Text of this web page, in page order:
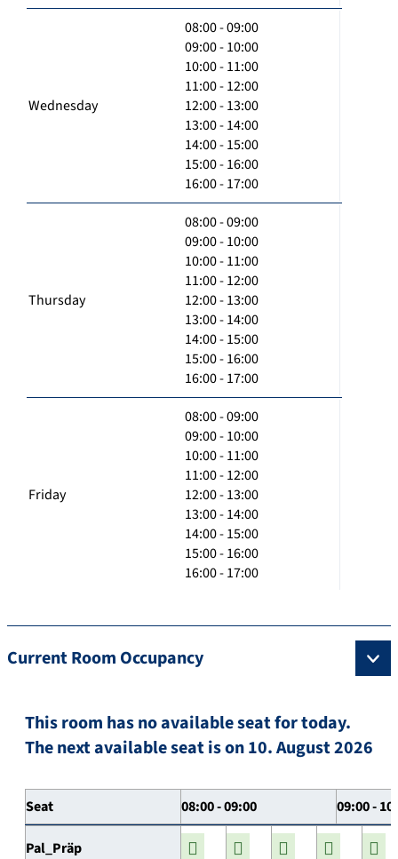
Wednesday
08:00 - 09:00
09:00 - 10:00
10:00 - 11:00
11:00 - 12:00
12:00 - 13:00
13:00 - 14:00
14:00 - 15:00
15:00 - 16:00
16:00 - 17:00
Thursday
08:00 - 09:00
09:00 - 10:00
10:00 - 11:00
11:00 - 12:00
12:00 - 13:00
13:00 - 14:00
14:00 - 15:00
15:00 - 16:00
16:00 - 17:00
Friday
08:00 - 09:00
09:00 - 10:00
10:00 - 11:00
11:00 - 12:00
12:00 - 13:00
13:00 - 14:00
14:00 - 15:00
15:00 - 16:00
16:00 - 17:00
Current Room Occupancy
This room has no available seat for today.
The next available seat is on 10. August 2026
Seat 08:00 - 09:00 09:00 -
Pal_Präp